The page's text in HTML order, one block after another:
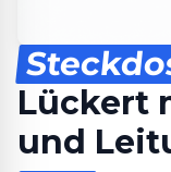
Lückert
und